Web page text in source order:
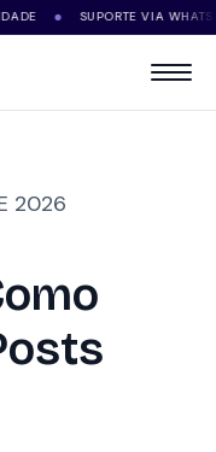
SUPORTE VIA WHATSAPP ●
2026